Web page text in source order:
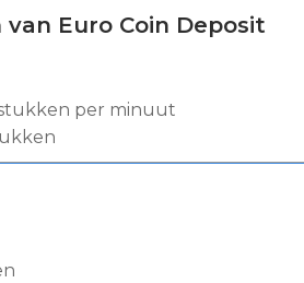
Euro Coin Deposit
per minuut